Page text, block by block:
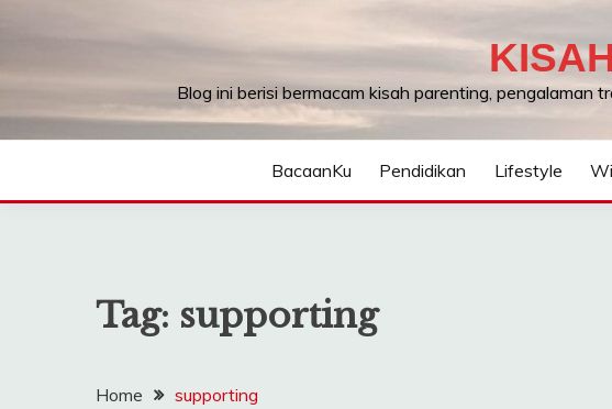
Blog ini berisi bermacam kisah parenting, pengalaman
BacaanKu Pendidikan Lifestyle
Tag: supporting
Home supporting